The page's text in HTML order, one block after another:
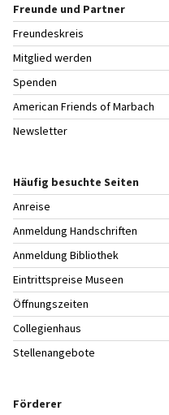
Freunde und Partner
Freundeskreis
Mitglied werden
Spenden
American Friends of Marbach
Newsletter
Häufig besuchte Seiten
Anreise
Anmeldung Handschriften
Anmeldung Bibliothek
Eintrittspreise Museen
Öffnungszeiten
Collegienhaus
Stellenangebote
Förderer